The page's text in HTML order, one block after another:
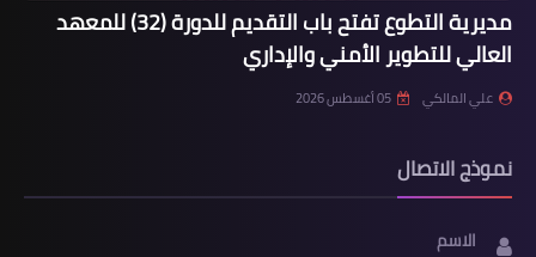
مديرية التطوع تفتح باب التقديم للدورة (32) للمعهد
العالي للتطوير الأمني والإداري
علي المالكي 05 أغسطس 2026
نموذج الاتصال
الاسم